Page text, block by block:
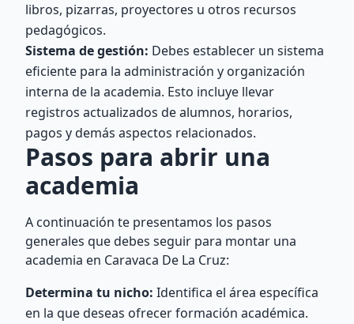
libros, pizarras, proyectores u otros recursos
pedagógicos.
Sistema de gestión: Debes establecer un sistema
eficiente para la administración y organización
interna de la academia. Esto incluye llevar
registros actualizados de alumnos, horarios,
pagos y demás aspectos relacionados.
Pasos para abrir una
academia
A continuación te presentamos los pasos
generales que debes seguir para montar una
academia en Caravaca De La Cruz:
Determina tu nicho: Identifica el área específica
en la que deseas ofrecer formación académica.